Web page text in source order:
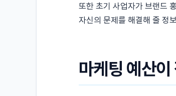
또한 초기 사업자가 브랜드
자신의 문제를 해결해 줄 정
마케팅 예산